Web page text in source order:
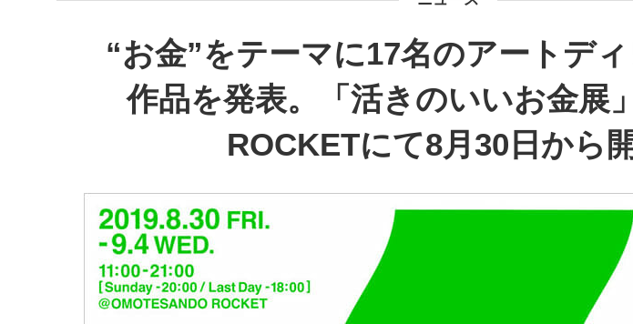
“お金”をテーマに17名のアートデ
作品を発表。「活きのいいお金展
ROCKETにて8月30日から